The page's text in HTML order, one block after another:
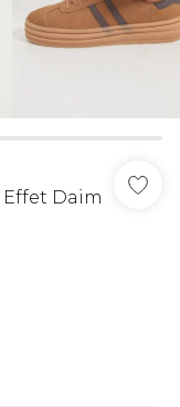
Effet Daim